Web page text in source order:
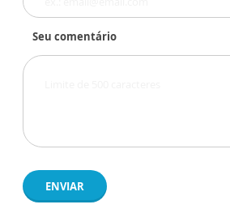
Seu comentário
ENVIAR